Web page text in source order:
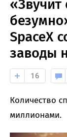
SpaceX
заводы
16
Количество
миллионами.